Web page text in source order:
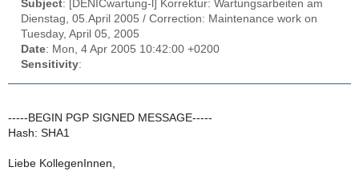
Subject: [DENICwartung-l] Korrektur: Wartungsarbeiten am
Dienstag, 05.April 2005 / Correction: Maintenance work on
Tuesday, April 05, 2005
Date: Mon, 4 Apr 2005 10:42:00 +0200
Sensitivity:
-----BEGIN PGP SIGNED MESSAGE-----
Hash: SHA1
Liebe KollegenInnen,